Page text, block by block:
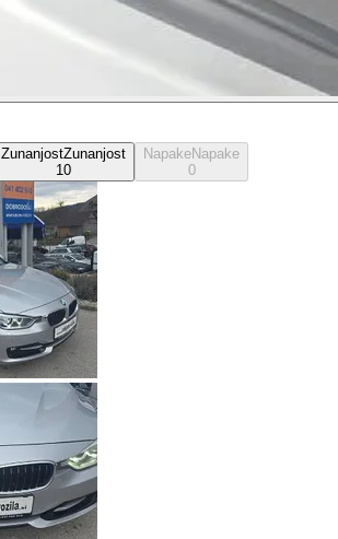
ZunanjostZunanjost
10
NapakeNapake
0